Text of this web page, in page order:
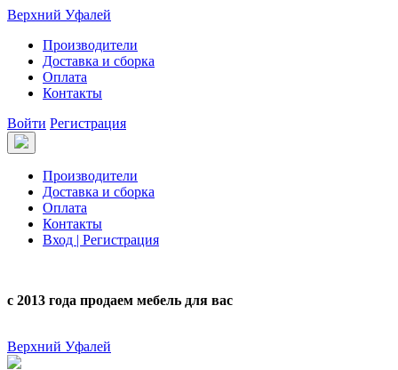
Верхний Уфалей
Производители
Доставка и сборка
Оплата
Контакты
Войти Регистрация
Производители
Доставка и сборка
Оплата
Контакты
Вход | Регистрация
с 2013 года продаем мебель для вас
Верхний Уфалей